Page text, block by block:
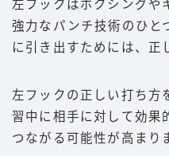
ファイトスタイル
ルール
階級
左フックはボクシングや
強力なパンチ技術のひと
に引き出すためには、正
左フックの正しい打ち方
習中に相手に対して効果
つながる可能性が高まり